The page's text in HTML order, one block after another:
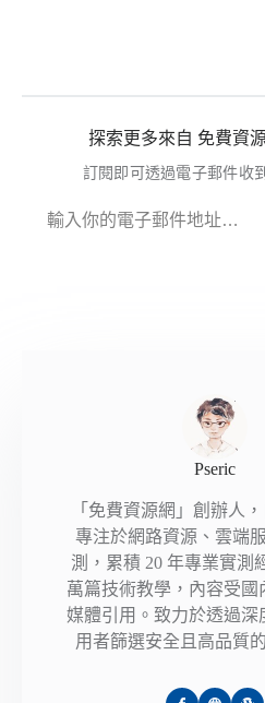
探索更多來自 免費資
訂閱即可透過電子郵件收
Pseric
「免費資源網」創辦人
專注於網路資源、雲端
測，累積 20 年專業實測
萬篇技術教學，內容受國
媒體引用。致力於透過深
用者篩選安全且高品質